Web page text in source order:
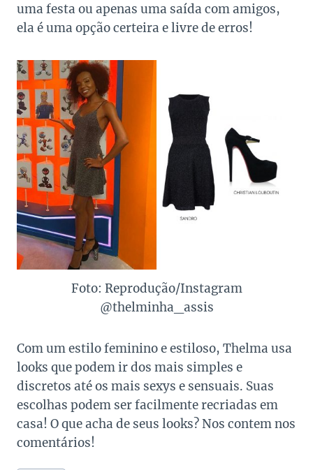
uma festa ou apenas uma saída com amigos,
ela é uma opção certeira e livre de erros!
Foto: Reprodução/Instagram
@thelminha_assis
Com um estilo feminino e estiloso, Thelma usa
looks que podem ir dos mais simples e
discretos até os mais sexys e sensuais. Suas
escolhas podem ser facilmente recriadas em
casa! O que acha de seus looks? Nos contem nos
comentários!